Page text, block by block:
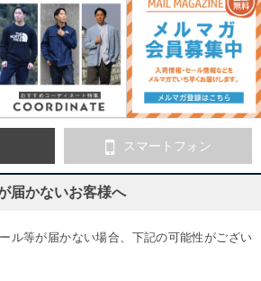
スマートフォン
届かないお客様へ
ル等が届かない場合、下記の可能性がござい